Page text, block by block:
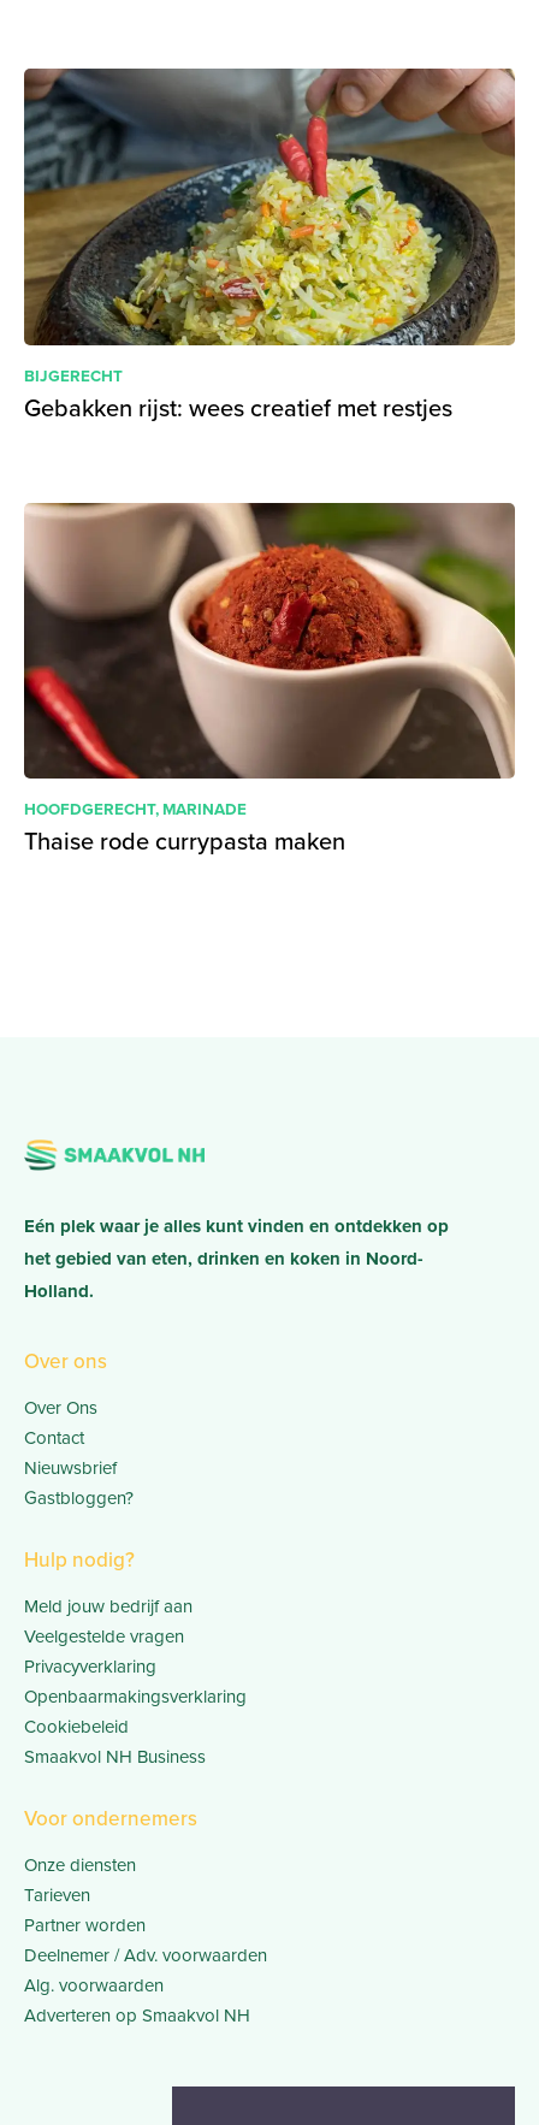
BIJGERECHT
Gebakken rijst: wees creatief met restjes
HOOFDGERECHT,MARINADE
Thaise rode currypasta maken
Eén plek waar je alles kunt vinden en ontdekken op
het gebied van eten, drinken en koken in Noord-
Holland.
Over ons
Over Ons
Contact
Nieuwsbrief
Gastbloggen?
Hulp nodig?
Meld jouw bedrijf aan
Veelgestelde vragen
Privacyverklaring
Openbaarmakingsverklaring
Cookiebeleid
Smaakvol NH Business
Voor ondernemers
Onze diensten
Tarieven
Partner worden
Deelnemer / Adv. voorwaarden
Alg. voorwaarden
Adverteren op Smaakvol NH